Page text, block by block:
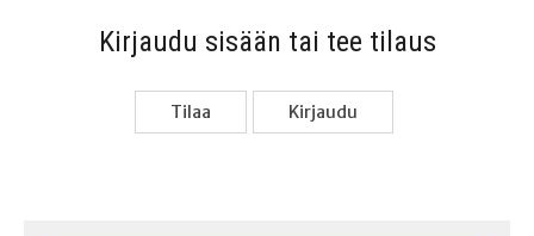
Kir­jau­du sisään tai tee tilaus
Tilaa Kir­jau­du